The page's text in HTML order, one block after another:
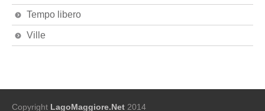
Tempo libero
Ville
Copyright LagoMaggiore.Net 2014